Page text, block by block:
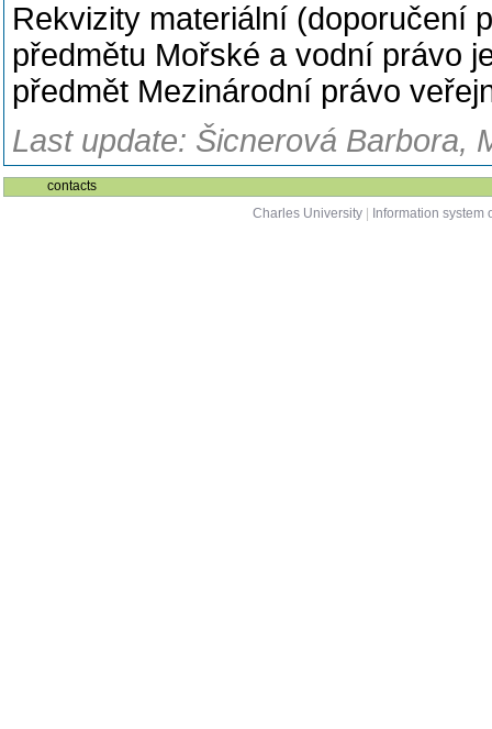
Rekvizity materiální (doporučení
předmětu Mořské a vodní právo
předmět Mezinárodní právo
Last update: Šicnerová Barbora,
contacts
Charles University
Information